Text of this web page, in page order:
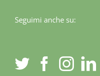
Seguimi anche su: